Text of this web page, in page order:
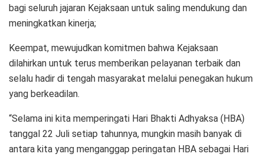
bagi seluruh jajaran Kejaksaan untuk saling mendukung dan
meningkatkan kinerja;
Keempat, mewujudkan komitmen bahwa Kejaksaan
dilahirkan untuk terus memberikan pelayanan terbaik dan
selalu hadir di tengah masyarakat melalui penegakan hukum
yang berkeadilan.
“Selama ini kita memperingati Hari Bhakti Adhyaksa (HBA)
tanggal 22 Juli setiap tahunnya, mungkin masih banyak di
antara kita yang menganggap peringatan HBA sebagai Hari